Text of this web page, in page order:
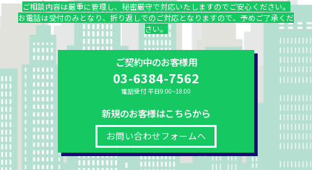
ご相談内容は厳重に管理し、秘密厳守で対応いたしますのでご安心ください。
お電話は受付のみとなり、折り返しでのご対応となりますので、予めご了承くだ
さい。
ご契約中のお客様用
03-6384-7562
電話受付 平日9:00~18:00
新規のお客様はこちらから
お問い合わせフォームへ